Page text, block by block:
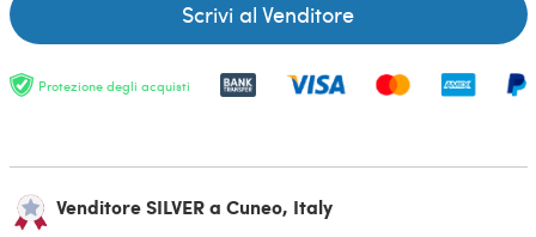
Scrivi al Venditore
Protezione degli acquisti
Venditore SILVER a Cuneo, Italy